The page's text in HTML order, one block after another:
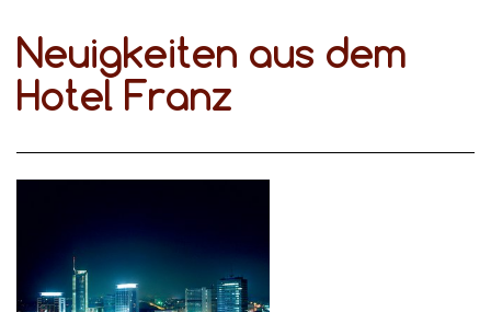
Neuigkeiten aus dem
Hotel Franz